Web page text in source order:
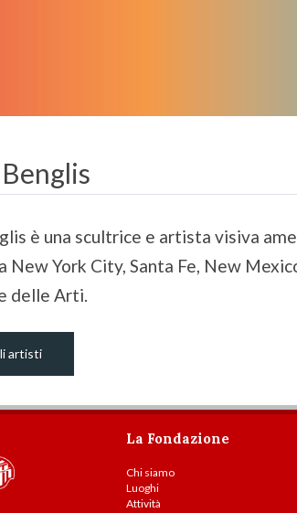
è una scultrice e artista visiva
New York City, Santa Fe, New
delle Arti.
artisti
La Fondazione
Chi siamo
Luoghi
Attività